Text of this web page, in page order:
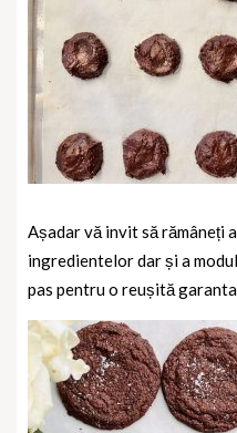
Așadar vă invit să rămâneți
ingredientelor dar și a
pas pentru o reușită